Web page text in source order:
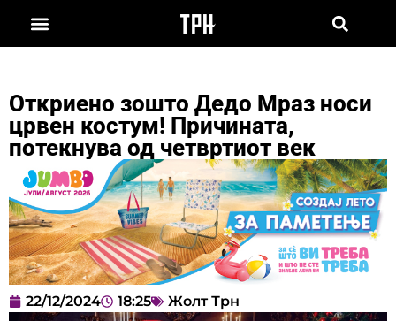
Откриено зошто Дедо Мраз носи
црвен костум! Причината,
потекнува од четвртиот век
22/12/2024 18:25 Жолт Трн